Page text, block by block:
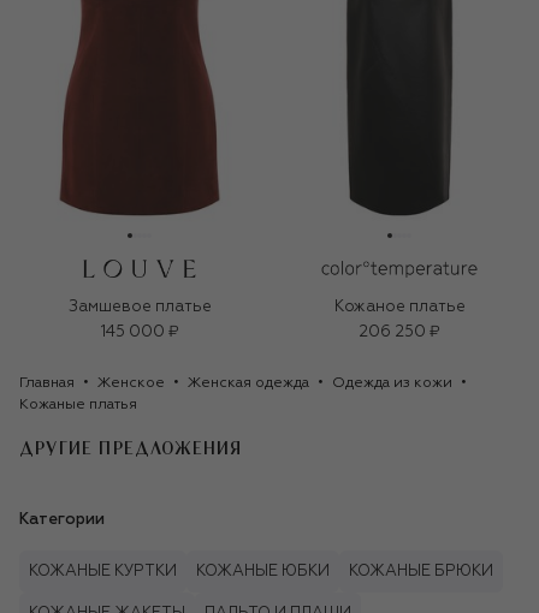
Замшевое платье
145 000 ₽
Кожаное платье
206 250 ₽
Главная Женское Женская одежда
Одежда из кожи
Кожаные платья
ДРУГИЕ ПРЕДЛОЖЕНИЯ
Категории
КОЖАНЫЕ КУРТКИ КОЖАНЫЕ ЮБКИ КОЖАНЫЕ БРЮКИ